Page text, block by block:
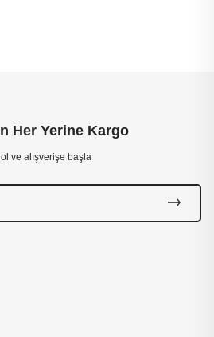
Her Yerine Kargo
ve alışverişe başla